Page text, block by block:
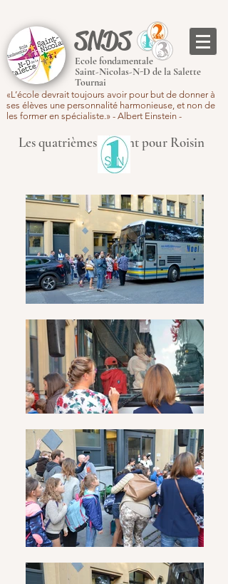
SNDS
Ecole fondamentale
Saint-Nicolas-N-D de la Salette
Tournai
«L’école devrait toujours avoir pour but de donner à
ses élèves une personnalité harmonieuse, et non de
les former en spécialiste.» - Albert Einstein -
Les quatrièmes partent pour Roisin